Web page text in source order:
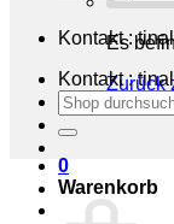
Es
Zurück
0
Warenkorb
Kontakt :
Kontakt :
Suchen
nach: